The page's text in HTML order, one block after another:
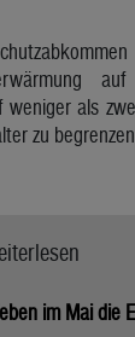
als
zu begrenzen.
im Mai die